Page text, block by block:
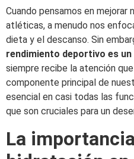
Cuando pensamos en mejorar
atléticas, a menudo nos
dieta y el descanso. Sin
rendimiento deportivo es
siempre recibe la atención
componente principal de
esencial en casi todas las
que son cruciales para un
La